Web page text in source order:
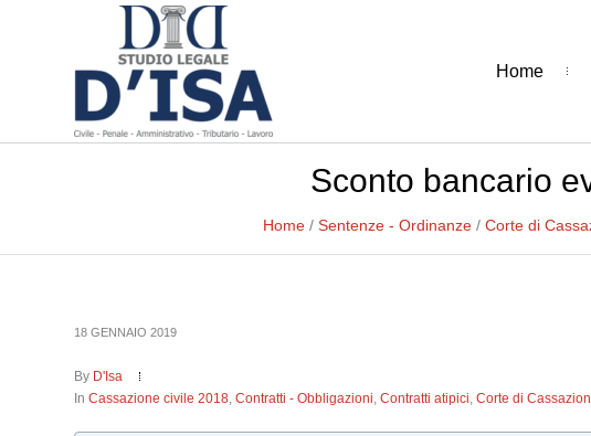
Home
Sconto bancario
Home / Sentenze - Ordinanze / Corte di
18 GENNAIO 2019
By D'Isa
InCassazione civile 2018,Contratti - Obbligazioni,Contratti atipici,Corte di